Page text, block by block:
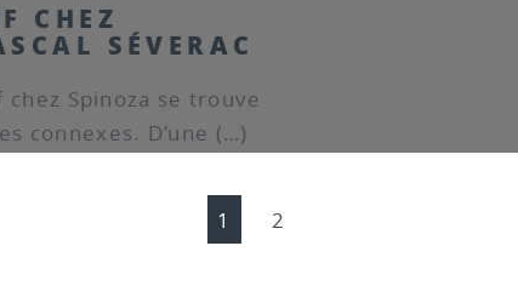
CHEZ
SÉVERAC
Spinoza se trouve
connexes. D’une (…)
1 2